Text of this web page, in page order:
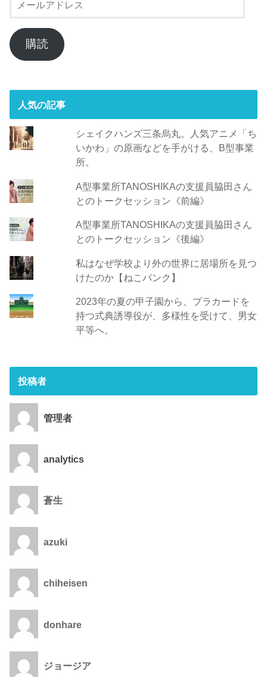
ー
ア
ド
購読
人気の記事
シェイクハンズ三条烏丸。人気アニメ「ち
いかわ」の原画などを手がける、B型事業
所。
A型事業所TANOSHIKAの支援員脇田さん
とのトークセッション《前編》
A型事業所TANOSHIKAの支援員脇田さん
とのトークセッション《後編》
私はなぜ学校より外の世界に居場所を見つ
けたのか【ねこパンク】
2023年の夏の甲子園から、プラカードを
持つ式典誘導役が、多様性を受けて、男女
平等へ。
投稿者
管理者
analytics
蒼生
azuki
chiheisen
donhare
ジョージア